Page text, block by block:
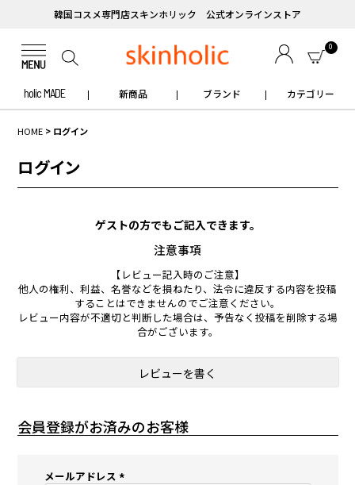
韓国コスメ専門店スキンホリック 公式オンラインストア
0
holic MADE 新商品 ブランド カテゴリー
HOME ログイン
ログイン
ゲストの方でもご記入できます。
注意事項
【レビュー記入時のご注意】
他人の権利、利益、名誉などを損ねたり、法令に違反する内容を投稿
することはできませんのでご注意ください。
レビュー内容が不適切と判断した場合は、予告なく投稿を削除する場
合がございます。
レビューを書く
会員登録がお済みのお客様
メールアドレス